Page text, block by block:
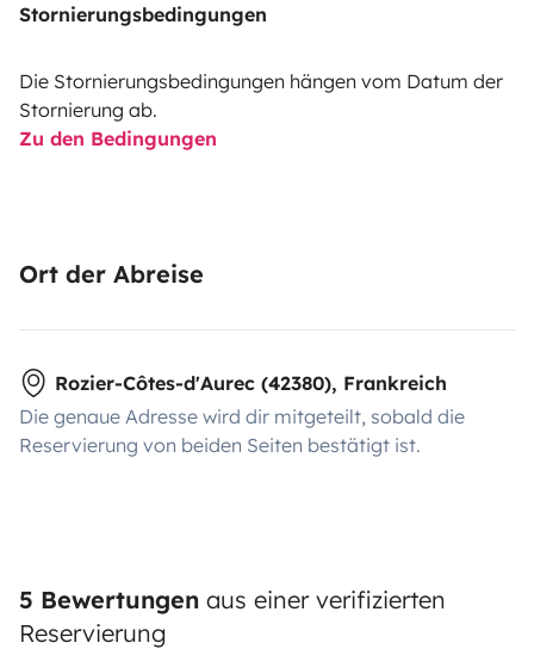
Stornierungsbedingungen
Die Stornierungsbedingungen hängen vom Datum der
Stornierung ab.
Zu den Bedingungen
Ort der Abreise
Rozier-Côtes-d'Aurec (42380), Frankreich
Die genaue Adresse wird dir mitgeteilt, sobald die
Reservierung von beiden Seiten bestätigt ist.
5 Bewertungen aus einer verifizierten
Reservierung